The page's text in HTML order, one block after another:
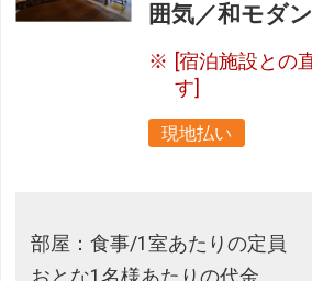
囲気／和モダ
[宿泊施設との
す]
現地払い
部屋：食事/1室あたりの定員